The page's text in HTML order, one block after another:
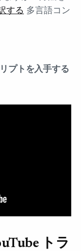
する 多言語コン
プトを入手する
トラ